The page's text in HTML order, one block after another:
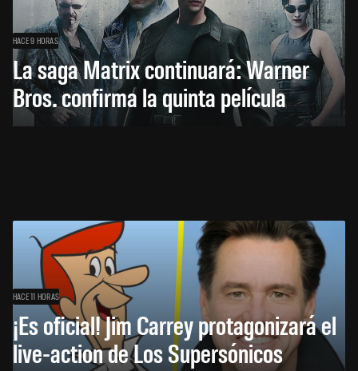
HACE 9 HORAS
La saga Matrix continuará: Warner
Bros. confirma la quinta película
HACE 11 HORAS
¡Es oficial! Jim Carrey protagonizará el
live-action de Los Supersónicos